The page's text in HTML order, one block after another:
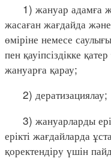
1) жануар адамға
жасаған жағдайда
өміріне немесе
пен қауіпсіздікке
жануарға қарау;
2) дератизациялау;
3) жануарларды
ерікті жағдайларда
қоректендіру үшін